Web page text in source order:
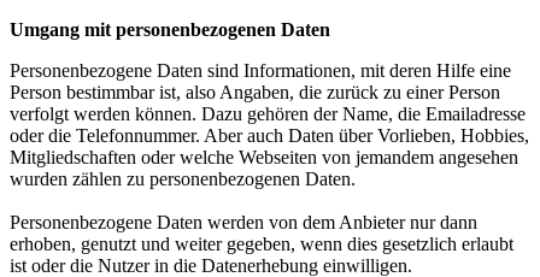
Umgang mit personenbezogenen Daten
Personenbezogene Daten sind Informationen, mit deren Hilfe eine
Person bestimmbar ist, also Angaben, die zurück zu einer Person
verfolgt werden können. Dazu gehören der Name, die Emailadresse
oder die Telefonnummer. Aber auch Daten über Vorlieben, Hobbies,
Mitgliedschaften oder welche Webseiten von jemandem angesehen
wurden zählen zu personenbezogenen Daten.
Personenbezogene Daten werden von dem Anbieter nur dann
erhoben, genutzt und weiter gegeben, wenn dies gesetzlich erlaubt
ist oder die Nutzer in die Datenerhebung einwilligen.